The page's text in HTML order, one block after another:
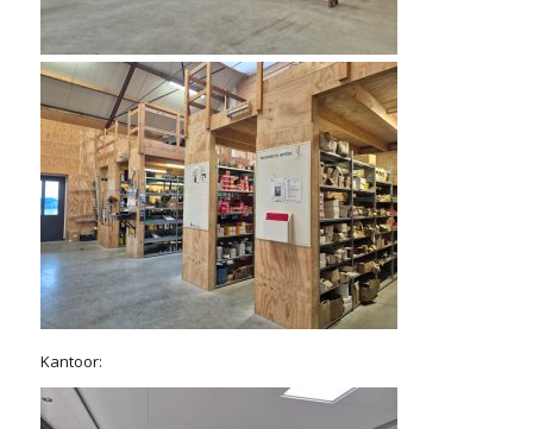
Kantoor: